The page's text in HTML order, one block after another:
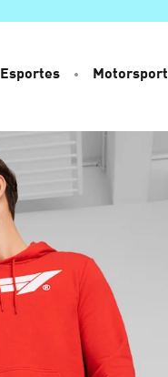
Esportes Motorsport